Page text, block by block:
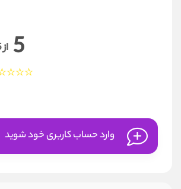
5 از 5
وارد حساب کاربری خود شوید